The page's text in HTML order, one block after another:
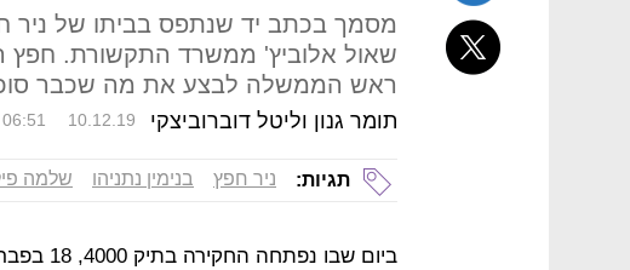
מסמך בכתב יד שנתפס בביתו של ניר
שאול אלוביץ' ממשרד התקשורת. חפץ
ראש הממשלה לבצע את מה שכבר
תומר גנון וליטל דוברוביצקי 06:51 10.12.19
תגיות: ניר חפץ בנימין נתניהו שלמה